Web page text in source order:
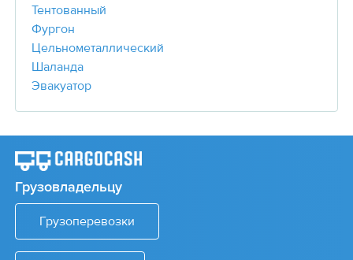
Тентованный
Фургон
Цельнометаллический
Шаланда
Эвакуатор
Грузовладельцу
Грузоперевозки